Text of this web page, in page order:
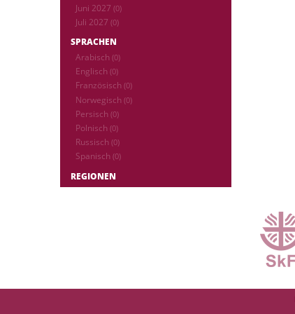
Juni 2027 (0)
Juli 2027 (0)
SPRACHEN
Arabisch (0)
Englisch (0)
Französisch (0)
Norwegisch (0)
Persisch (0)
Polnisch (0)
Russisch (0)
Spanisch (0)
REGIONEN